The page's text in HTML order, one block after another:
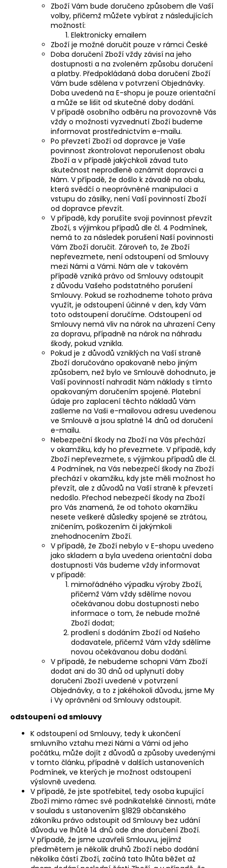
Zboží Vám bude doručeno způsobem dle Vaší
volby, přičemž můžete vybírat z následujících
možností:
Elektronicky emailem
Zboží je možné doručit pouze v rámci České
Doba doručení Zboží vždy závisí na jeho
dostupnosti a na zvoleném způsobu doručení
a platby. Předpokládaná doba doručení Zboží
Vám bude sdělena v potvrzení Objednávky.
Doba uvedená na E-shopu je pouze orientační
a může se lišit od skutečné doby dodání.
V případě osobního odběru na provozovně Vás
vždy o možnosti vyzvednutí Zboží budeme
informovat prostřednictvím e-mailu.
Po převzetí Zboží od dopravce je Vaše
povinnost zkontrolovat neporušenost obalu
Zboží a v případě jakýchkoli závad tuto
skutečnost neprodleně oznámit dopravci a
Nám. V případě, že došlo k závadě na obalu,
která svědčí o neoprávněné manipulaci a
vstupu do zásilky, není Vaší povinností Zboží
od dopravce převzít.
V případě, kdy porušíte svoji povinnost převzít
Zboží, s výjimkou případů dle čl. 4 Podmínek,
nemá to za následek porušení Naší povinnosti
Vám Zboží doručit. Zároveň to, že Zboží
nepřevezmete, není odstoupení od Smlouvy
mezi Námi a Vámi. Nám ale v takovém
případě vzniká právo od Smlouvy odstoupit
z důvodu Vašeho podstatného porušení
Smlouvy. Pokud se rozhodneme tohoto práva
využít, je odstoupení účinné v den, kdy Vám
toto odstoupení doručíme. Odstoupení od
Smlouvy nemá vliv na nárok na uhrazení Ceny
za dopravu, případně na nárok na náhradu
škody, pokud vznikla.
Pokud je z důvodů vzniklých na Vaší straně
Zboží doručováno opakovaně nebo jiným
způsobem, než bylo ve Smlouvě dohodnuto, je
Vaší povinností nahradit Nám náklady s tímto
opakovaným doručením spojené. Platební
údaje pro zaplacení těchto nákladů Vám
zašleme na Vaši e-mailovou adresu uvedenou
ve Smlouvě a jsou splatné 14 dnů od doručení
e-mailu.
Nebezpeční škody na Zboží na Vás přechází
v okamžiku, kdy ho převezmete. V případě, kdy
Zboží nepřevezmete, s výjimkou případů dle čl.
4 Podmínek, na Vás nebezpečí škody na Zboží
přechází v okamžiku, kdy jste měli možnost ho
převzít, ale z důvodů na Vaší straně k převzetí
nedošlo. Přechod nebezpečí škody na Zboží
pro Vás znamená, že od tohoto okamžiku
nesete veškeré důsledky spojené se ztrátou,
zničením, poškozením či jakýmkoli
znehodnocením Zboží.
V případě, že Zboží nebylo v E-shopu uvedeno
jako skladem a byla uvedena orientační doba
dostupnosti Vás budeme vždy informovat
v případě:
mimořádného výpadku výroby Zboží,
přičemž Vám vždy sdělíme novou
očekávanou dobu dostupnosti nebo
informace o tom, že nebude možné
Zboží dodat;
prodlení s dodáním Zboží od Našeho
dodavatele, přičemž Vám vždy sdělíme
novou očekávanou dobu dodání.
V případě, že nebudeme schopni Vám Zboží
dodat ani do 30 dnů od uplynutí doby
doručení Zboží uvedené v potvrzení
Objednávky, a to z jakéhokoli důvodu, jsme My
i Vy oprávněni od Smlouvy odstoupit.
odstoupení od smlouvy
K odstoupení od Smlouvy, tedy k ukončení
smluvního vztahu mezi Námi a Vámi od jeho
počátku, může dojít z důvodů a způsoby uvedenými
v tomto článku, případně v dalších ustanoveních
Podmínek, ve kterých je možnost odstoupení
výslovně uvedena.
V případě, že jste spotřebitel, tedy osoba kupující
Zboží mimo rámec své podnikatelské činnosti, máte
v souladu s ustanovením §1829 občanského
zákoníku právo odstoupit od Smlouvy bez udání
důvodu ve lhůtě 14 dnů ode dne doručení Zboží.
V případě, že jsme uzavřeli Smlouvu, jejímž
předmětem je několik druhů Zboží nebo dodání
několika částí Zboží, začíná tato lhůta běžet až